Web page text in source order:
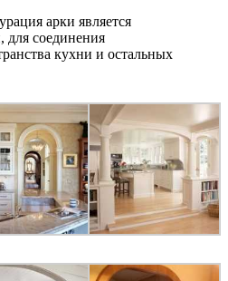
арки является
для соединения
кухни и остальных